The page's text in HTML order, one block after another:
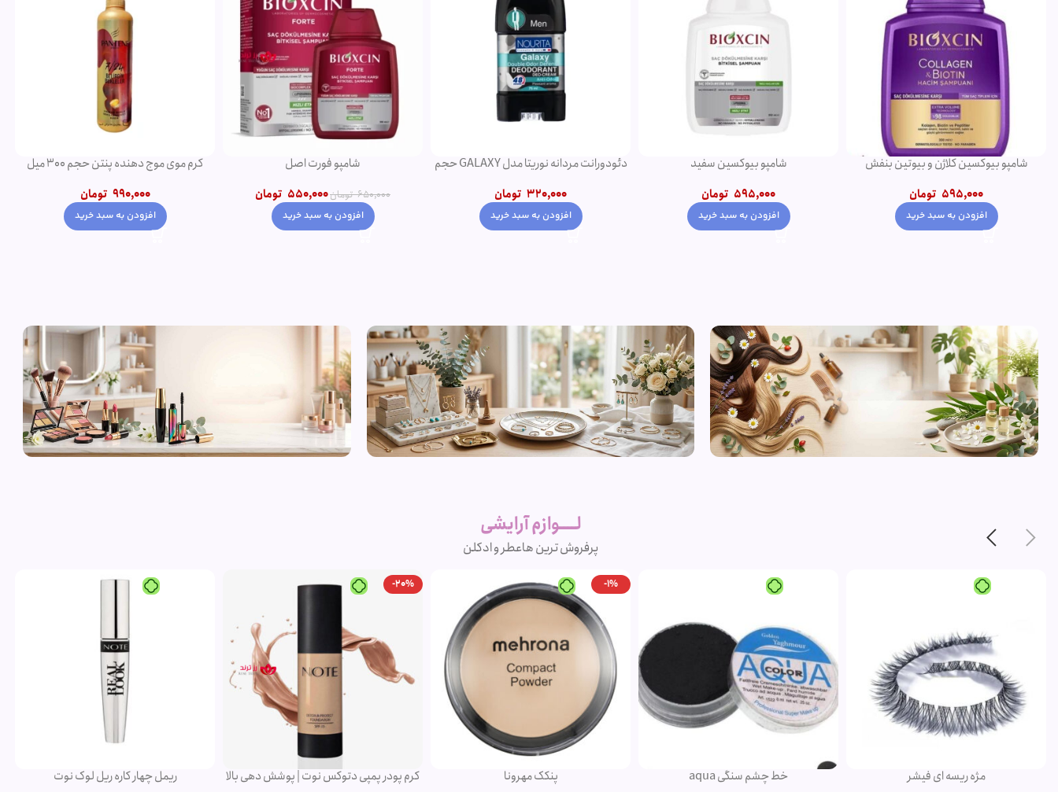
شامپو بیوکسین کلاژن و بیوتین بنفش
595,000 تومان
افزودن به سبد خرید
شامپو بیوکسین سفید
595,000 تومان
افزودن به سبد خرید
دئودورانت مردانه نوریتا مدل GALAXY حجم
320,000 تومان
افزودن به سبد خرید
شامپو فورت اصل
650,000 تومان550,000 تومان
افزودن به سبد خرید
کرم موی موج دهنده پنتن حجم 300 میل
990,000 تومان
افزودن به سبد خرید
بدلیجات
متنوع
مشاهده
محصولات
لــــوازم آرایشی
پرفروش ترین هاعطر و ادکلن
مژه ریسه ای فیشر خط چشم سنگی aqua
-1%
پنکک مهرونا
-20%
کرم پودر پمپی دتوکس نوت | پوشش دهی بالا ریمل چهار کاره ریل لوک نوت